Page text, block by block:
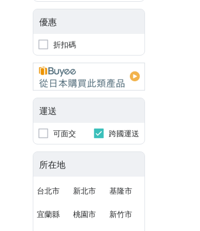
優惠
折扣碼
運送
可面交 跨國運送
所在地
台北市 新北市 基隆市
宜蘭縣 桃園市 新竹市